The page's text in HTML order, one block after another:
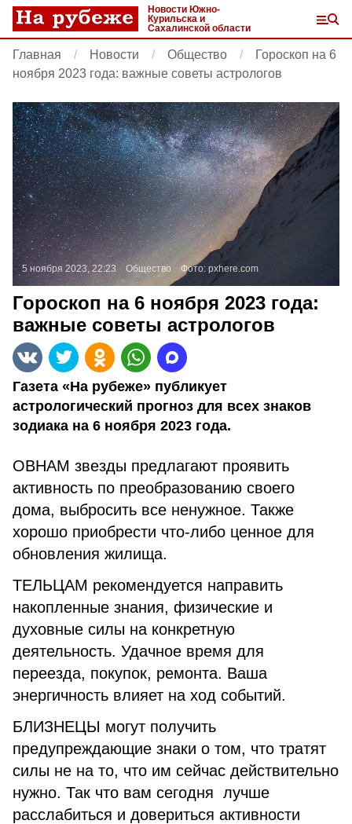
Новости Южно-
Курильска и
Сахалинской области
Главная Новости Общество
Гороскоп на 6
ноября 2023 года: важные советы астрологов
5 ноября 2023, 22:23 Общество Фото: pxhere.com
Гороскоп на 6 ноября 2023 года:
важные советы астрологов
Газета «На рубеже» публикует
астрологический прогноз для всех знаков
зодиака на 6 ноября 2023 года.
ОВНАМ звезды предлагают проявить
активность по преобразованию своего
дома, выбросить все ненужное. Также
хорошо приобрести что-либо ценное для
обновления жилища.
ТЕЛЬЦАМ рекомендуется направить
накопленные знания, физические и
духовные силы на конкретную
деятельность. Удачное время для
переезда, покупок, ремонта. Ваша
энергичность влияет на ход событий.
БЛИЗНЕЦЫ могут получить
предупреждающие знаки о том, что тратят
силы не на то, что им сейчас действительно
нужно. Так что вам сегодня лучше
расслабиться и довериться активности